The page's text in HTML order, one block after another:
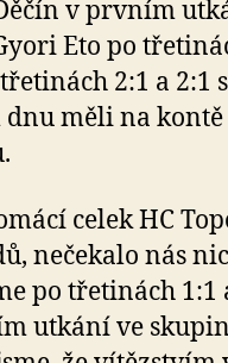
v prvním
Eto po
2:1 a 2:1 s
měli na kontě
celek HC
nečekalo nás
po třetinách 1:1
utkání ve